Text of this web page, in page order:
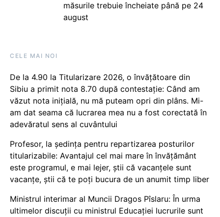
măsurile trebuie încheiate până pe 24
august
CELE MAI NOI
De la 4.90 la Titularizare 2026, o învățătoare din
Sibiu a primit nota 8.70 după contestație: Când am
văzut nota inițială, nu mă puteam opri din plâns. Mi-
am dat seama că lucrarea mea nu a fost corectată în
adevăratul sens al cuvântului
Profesor, la ședința pentru repartizarea posturilor
titularizabile: Avantajul cel mai mare în învățământ
este programul, e mai lejer, știi că vacanțele sunt
vacanţe, știi că te poți bucura de un anumit timp liber
Ministrul interimar al Muncii Dragos Pîslaru: În urma
ultimelor discuții cu ministrul Educației lucrurile sunt